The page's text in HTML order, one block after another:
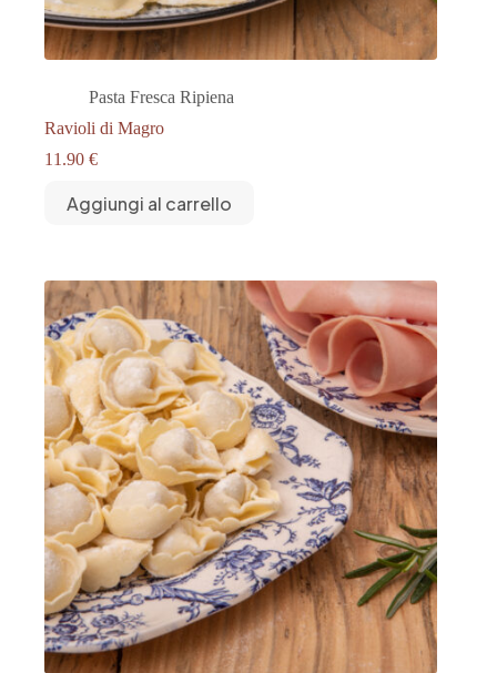
Pasta Fresca Ripiena
Ravioli di Magro
11.90 €
Aggiungi al carrello